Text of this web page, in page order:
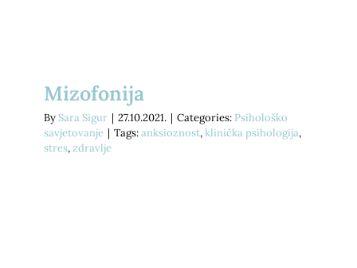
Mizofonija
BySara Sigur | 27.10.2021. | Categories: Psihološko
savjetovanje | Tags:anksioznost,klinička psihologija,
stres,zdravlje